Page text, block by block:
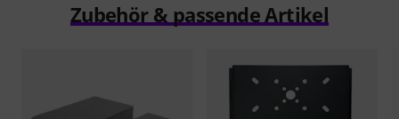
Zubehör & passende Artikel